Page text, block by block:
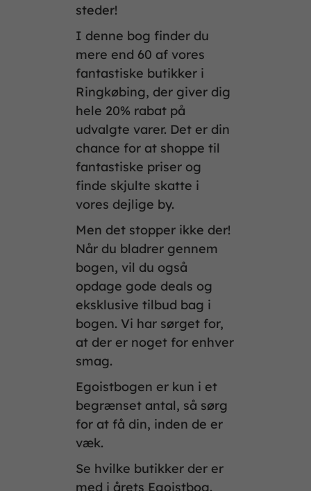
steder!
I denne bog finder du
mere end 60 af vores
fantastiske butikker i
Ringkøbing, der giver dig
hele 20% rabat på
udvalgte varer. Det er din
chance for at shoppe til
fantastiske priser og
finde skjulte skatte i
vores dejlige by.
Men det stopper ikke der!
Når du bladrer gennem
bogen, vil du også
opdage gode deals og
eksklusive tilbud bag i
bogen. Vi har sørget for,
at der er noget for enhver
smag.
Egoistbogen er kun i et
begrænset antal, så sørg
for at få din, inden de er
væk.
Se hvilke butikker der er
med i årets Egoistbog.